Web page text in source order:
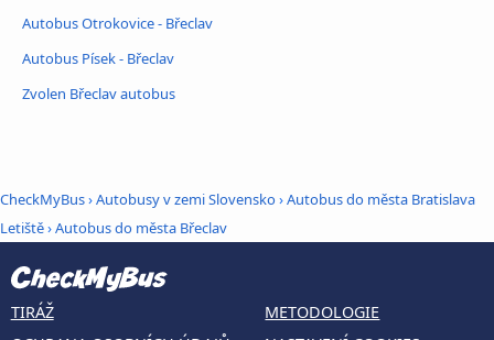
Autobus Otrokovice - Břeclav
Autobus Písek - Břeclav
Zvolen Břeclav autobus
CheckMyBus›Autobusy v zemi Slovensko›Autobus do města Bratislava
Letiště›Autobus do města Břeclav
TIRÁŽ
METODOLOGIE